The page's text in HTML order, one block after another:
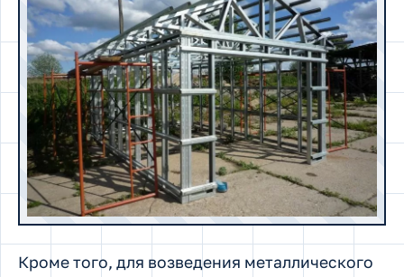
Кроме того, для возведения металлического